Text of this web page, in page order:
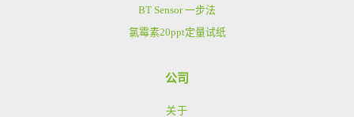
BT Sensor 一步法
氯霉素20ppt定量试纸
公司
关于